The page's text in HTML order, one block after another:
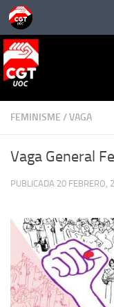
Saltar al contenido
FEMINISME /VAGA
Vaga General
PUBLICADA 20 FEBRERO,